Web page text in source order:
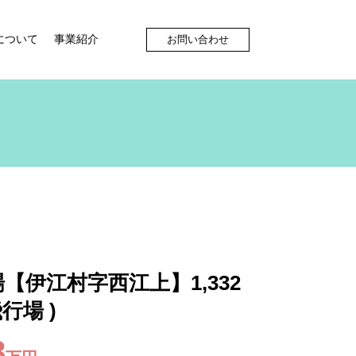
ついて 事業紹介 お問い合わせ
伊江村字西江上】1,332
場 )